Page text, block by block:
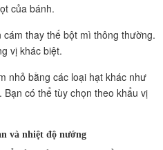
của bánh.
thay thế bột mì thông thường.
vị khác biệt.
nhỏ bằng các loại hạt khác như
có thể tùy chọn theo khẩu vị
và nhiệt độ nướng